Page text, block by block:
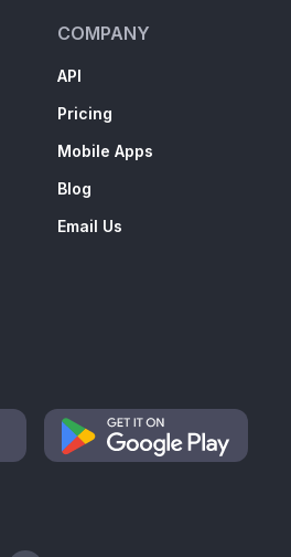
COMPANY
API
Pricing
Mobile Apps
Blog
Email Us